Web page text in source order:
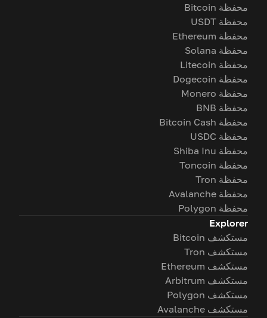
محفظة Bitcoin
محفظة USDT
محفظة Ethereum
محفظة Solana
محفظة Litecoin
محفظة Dogecoin
محفظة Monero
محفظة BNB
محفظة Bitcoin Cash
محفظة USDC
محفظة Shiba Inu
محفظة Toncoin
محفظة Tron
محفظة Avalanche
محفظة Polygon
Explorer
مستكشف Bitcoin
مستكشف Tron
مستكشف Ethereum
مستكشف Arbitrum
مستكشف Polygon
مستكشف Avalanche